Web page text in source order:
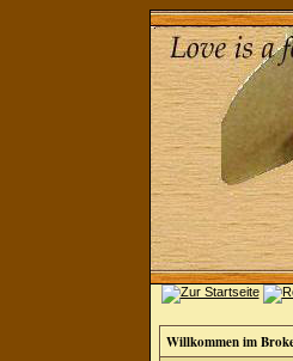
Willkommen im